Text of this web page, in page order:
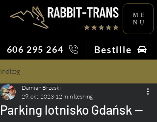
ME
NU
606 295 264 Bestille
Indlæg
Parking lotnisko Gdańsk —
Damian Brzeski
29. okt. 2023 12 min læsning